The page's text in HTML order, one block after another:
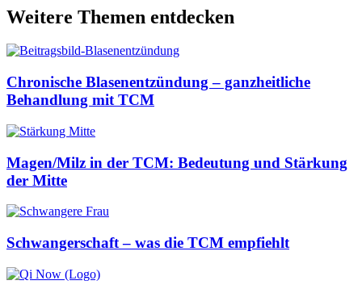
Weitere Themen entdecken
Chronische Blasenentzündung – ganzheitliche
Behandlung mit TCM
Magen/Milz in der TCM: Bedeutung und Stärkung
der Mitte
Schwangerschaft – was die TCM empfiehlt